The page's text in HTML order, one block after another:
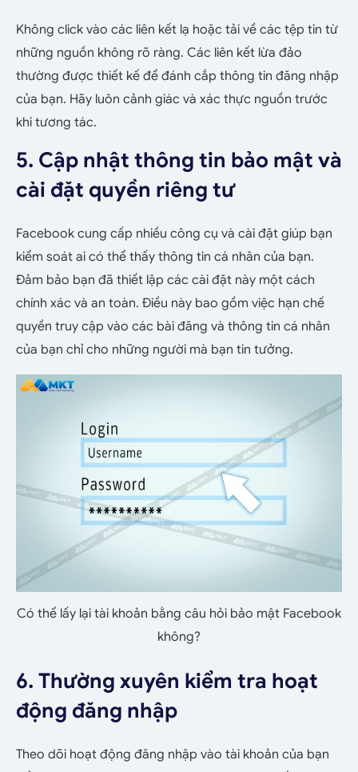
Không click vào các liên kết lạ hoặc tải về các tệp tin từ
những nguồn không rõ ràng. Các liên kết lừa đảo
thường được thiết kế để đánh cắp thông tin đăng nhập
của bạn. Hãy luôn cảnh giác và xác thực nguồn trước
khi tương tác.
5. Cập nhật thông tin bảo mật và
cài đặt quyền riêng tư
Facebook cung cấp nhiều công cụ và cài đặt giúp bạn
kiểm soát ai có thể thấy thông tin cá nhân của bạn.
Đảm bảo bạn đã thiết lập các cài đặt này một cách
chính xác và an toàn. Điều này bao gồm việc hạn chế
quyền truy cập vào các bài đăng và thông tin cá nhân
của bạn chỉ cho những người mà bạn tin tưởng.
Có thể lấy lại tài khoản bằng câu hỏi bảo mật Facebook
không?
6. Thường xuyên kiểm tra hoạt
động đăng nhập
Theo dõi hoạt động đăng nhập vào tài khoản của bạn